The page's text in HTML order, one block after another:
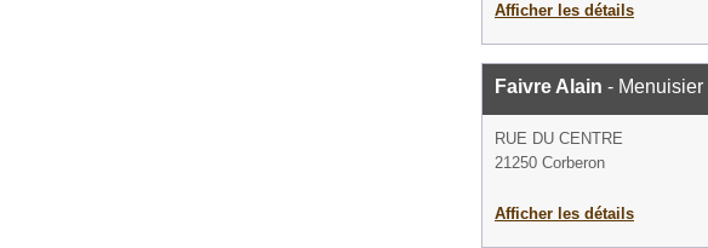
Afficher les détails
Faivre Alain - Menuisier
RUE DU CENTRE
21250 Corberon
Afficher les détails